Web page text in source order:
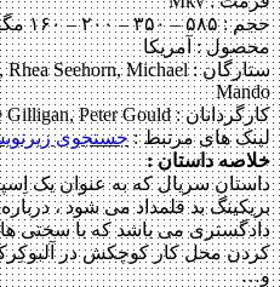
حجم : ۵۸۵ – ۳۵۰ – ۲۰۰ – ۱۶۰ مگابایت
محصول : آمریکا
ستارگان :Seehorn, Michael
Mando
کارگردانان : Gilligan, Peter Gould
لینک های مرتبط : جستجوی
خلاصه داستان :
داستان سریال که به عنوان یک
بریکینگ بد قلمداد می شود ،
دادگستری می باشد که با سختی
کردن محل کار کوچکش در
و…